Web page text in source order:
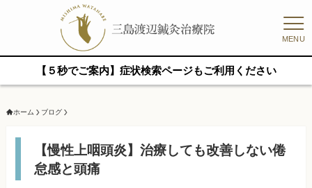
MENU
【５秒でご案内】症状検索ページもご利用ください
ホーム ブログ
【慢性上咽頭炎】治療しても改善しない倦
怠感と頭痛